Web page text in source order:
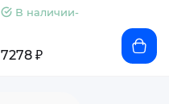
В наличии-
7278 ₽